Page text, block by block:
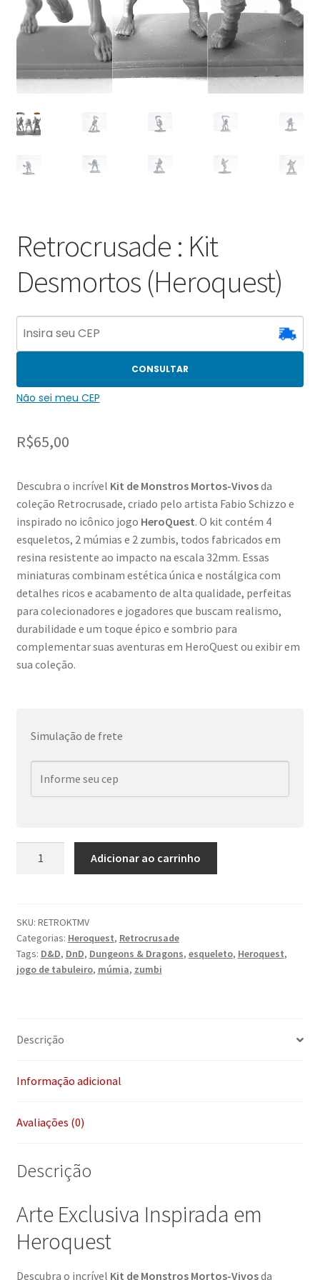
Retrocrusade : Kit
Desmortos (Heroquest)
CONSULTAR
Não sei meu CEP
R$65,00
Descubra o incrível Kit de Monstros Mortos-Vivosda
coleção Retrocrusade, criado pelo artista Fabio Schizzo e
inspirado no icônico jogo HeroQuest. O kit contém 4
esqueletos, 2 múmias e 2 zumbis, todos fabricados em
resina resistente ao impacto na escala 32mm. Essas
miniaturas combinam estética única e nostálgica com
detalhes ricos e acabamento de alta qualidade, perfeitas
para colecionadores e jogadores que buscam realismo,
durabilidade e um toque épico e sombrio para
complementar suas aventuras em HeroQuest ou exibir em
sua coleção.
Simulação de frete
(Heroquest)
quantidade
Adicionar ao carrinho
SKU: RETROKTMV
Categorias: Heroquest, Retrocrusade
Tags: D&D, DnD, Dungeons & Dragons, esqueleto, Heroquest,
jogo de tabuleiro, múmia, zumbi
Descrição
Informação adicional
Avaliações (0)
Descrição
Arte Exclusiva Inspirada em
Heroquest
Descubra o incrível Kit de Monstros Mortos-Vivosda